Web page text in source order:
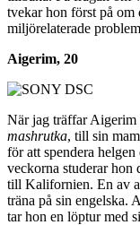
tvekar hon först på om
miljörelaterade
Aigerim, 20
När jag träffar Aigerim
mashrutka, till sin
för att spendera
veckorna studerar hon
till Kalifornien. En av
träna på sin engelska.
tar hon en löptur med